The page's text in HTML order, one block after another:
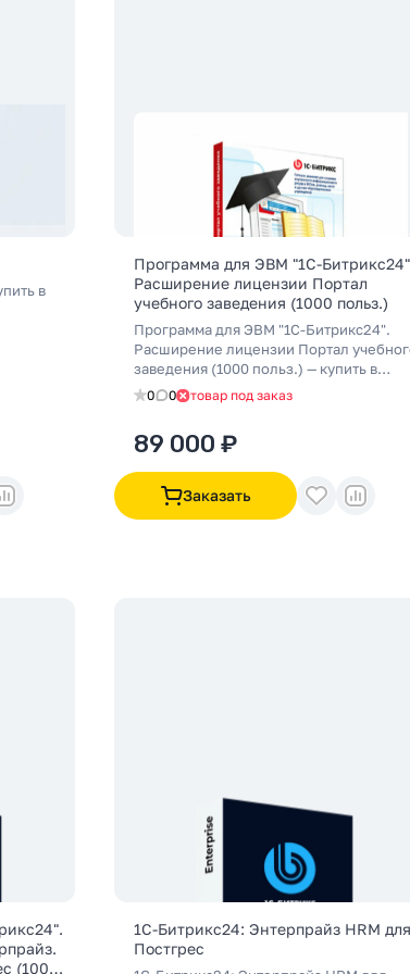
в
Программа для ЭВМ "1С-
Расширение лицензии Портал
учебного заведения (1000 польз.)
Программа для ЭВМ "1С-Битрикс24".
Расширение лицензии Портал
заведения (1000 польз.) — купить в
интернет-магазине Люкскорп.
Категория: Портал учебного заведения.
подбор, внедрение и поддержка.
0 0 товар под заказ
89 000 ₽
Заказать
(1000
1С-Битрикс24: Энтерпрайз HRM для
Постгрес